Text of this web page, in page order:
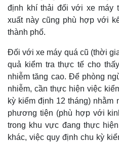
định khí thải đối với xe máy
xuất này cũng phù hợp với
thành phố.
Đối với xe máy quá cũ (thời
quả kiểm tra thực tế cho
nhiễm tăng cao. Để phòng
nhiễm, cần thực hiện việc
kỳ kiểm định 12 tháng)
phương tiện (phù hợp với
trong khu vực đang thực
khác, việc quy định chu kỳ